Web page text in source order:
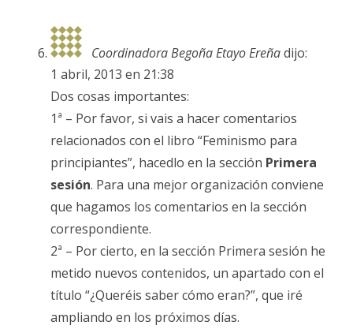
Coordinadora Begoña Etayo Ereñadijo:
1 abril, 2013 en 21:38
Dos cosas importantes:
1ª – Por favor, si vais a hacer comentarios
relacionados con el libro “Feminismo para
principiantes”, hacedlo en la sección Primera
sesión. Para una mejor organización conviene
que hagamos los comentarios en la sección
correspondiente.
2ª – Por cierto, en la sección Primera sesión he
metido nuevos contenidos, un apartado con el
título “¿Queréis saber cómo eran?”, que iré
ampliando en los próximos días.